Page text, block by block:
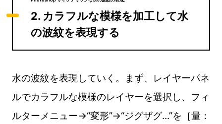
2. カラフルな模様を加工して水
の波紋を表現する
水の波紋を表現していく。まず、レイヤーパネ
ルでカラフルな模様のレイヤーを選択し、フィ
ルターメニュー→“変形”→“ジグザグ...”を［量：